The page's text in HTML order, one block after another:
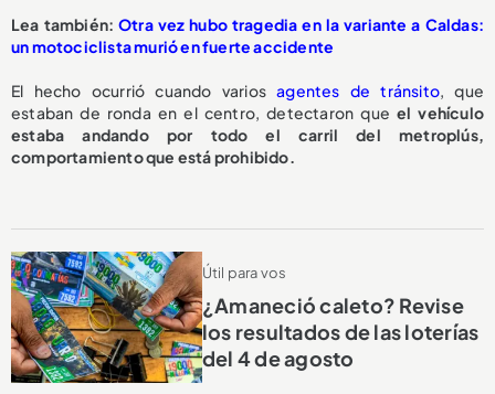
Lea también: Otra vez hubo tragedia en la variante a Caldas:
un motociclista murió en fuerte accidente
El hecho ocurrió cuando variosagentes de tránsito, que
estaban de ronda en el centro, detectaron que el vehículo
estaba andando por todo el carril del metroplús,
comportamiento que está prohibido.
Útil para vos
¿Amaneció caleto? Revise
los resultados de las loterías
del 4 de agosto